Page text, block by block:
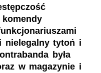
nielegalny tytoń i
była
w magazynie i